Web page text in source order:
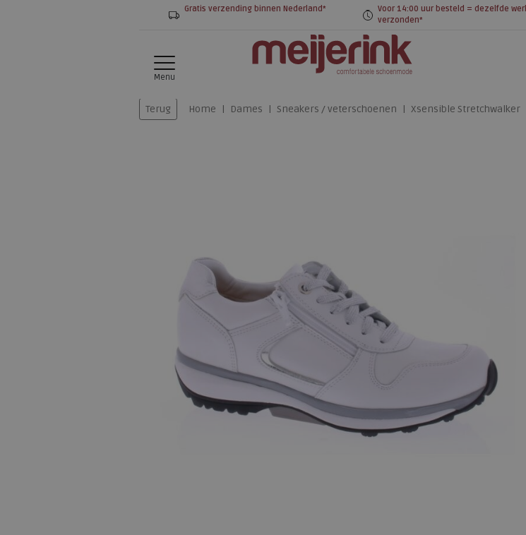
Gratis verzending binnen Nederland*
Voor 14:00 uur besteld = dezelfde
verzonden*
Menu
Terug Home Dames Sneakers / veterschoenen Xsensible Stretchwalker